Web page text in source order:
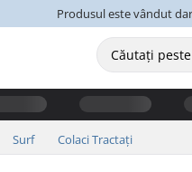
Produsul este vândut
Surf Colaci Tractați